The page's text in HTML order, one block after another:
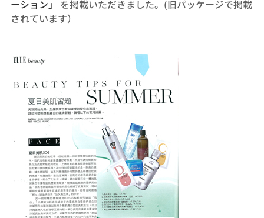
ーション」
を掲載いただきました。(旧パッケージで掲載
されています）